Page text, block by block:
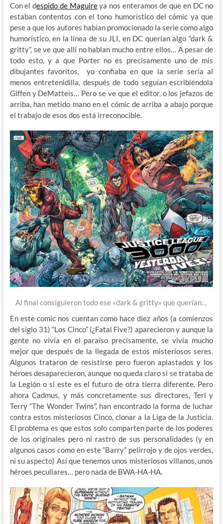
Con el despido de Maguireya nos enteramos de que en DC no
estaban contentos con el tono humorístico del cómic ya que
pese a que los autores habían promocionado la serie como algo
humorístico, en la línea de su JLI, en DC querían algo “dark &
gritty”, se ve que allí no hablan mucho entre ellos… A pesar de
todo esto, y a que Porter no es precisamente uno de mis
dibujantes favoritos, yo confiaba en que la serie seria al
menos entretenidilla, después de todo seguían escribiéndola
Giffen y DeMatteis… Pero se ve que el editor, o los jefazos de
arriba, han metido mano en el cómic de arriba a abajo porque
el trabajo de esos dos está irreconocible.
Al final consiguieron todo ese «dark & gritty» que querían…
En este comic nos cuentan como hace diez años (a comienzos
del siglo 31) “Los Cinco” (¿Fatal Five?) aparecieron y aunque la
gente no vivía en el paraíso precisamente, se vivía mucho
mejor que después de la llegada de estos misteriosos seres.
Algunos trataron de resistirse pero fueron aplastados y los
héroes desaparecieron, aunque no queda claro si se trataba de
la Legión o si este es el futuro de otra tierra diferente. Pero
ahora Cadmus, y más concretamente sus directores, Teri y
Terry “The Wonder Twins”, han encontrado la forma de luchar
contra estos misteriosos Cinco, clonar a la Liga de la Justicia.
El problema es que estos solo comparten parte de los poderes
de los originales pero ni rastro de sus personalidades (y en
algunos casos como en este “Barry” pelirrojo y de ojos verdes,
ni su aspecto) Así que tenemos unos misteriosos villanos, unos
héroes peculiares… pero nada de BWA-HA-HA.